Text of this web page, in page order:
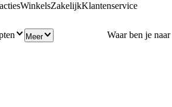
WinkelsZakelijkKlantenservice
Meer